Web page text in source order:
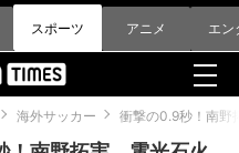
スポーツ アニメ エン
海外サッカー 衝撃の0.9秒！南野